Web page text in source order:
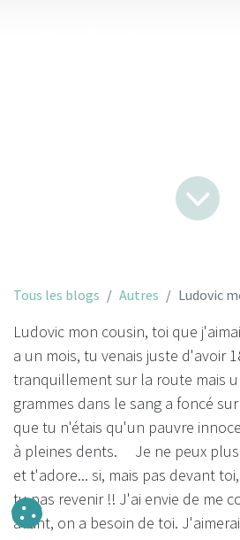
Tous les blogs Autres Ludovic
Ludovic mon cousin, toi que
a un mois, tu venais juste d'avoir
tranquillement sur la route mais
grammes dans le sang a foncé
que tu n'étais qu'un pauvre
à pleines dents. Je ne peux plus
et t'adore... si, mais pas devant
tu pas revenir !! J'ai envie de me
avant, on a besoin de toi.